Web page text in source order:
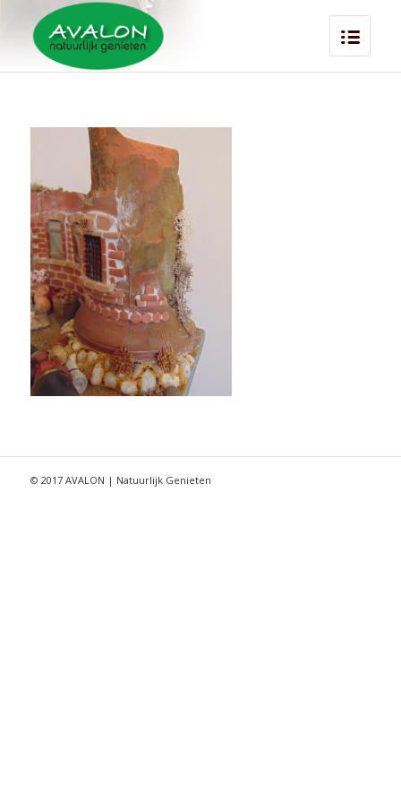
© 2017 AVALON | Natuurlijk Genieten